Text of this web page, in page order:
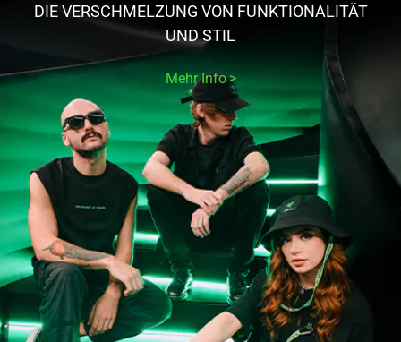
DIE VERSCHMELZUNG VON FUNKTIONALITÄT
UND STIL
Mehr Info